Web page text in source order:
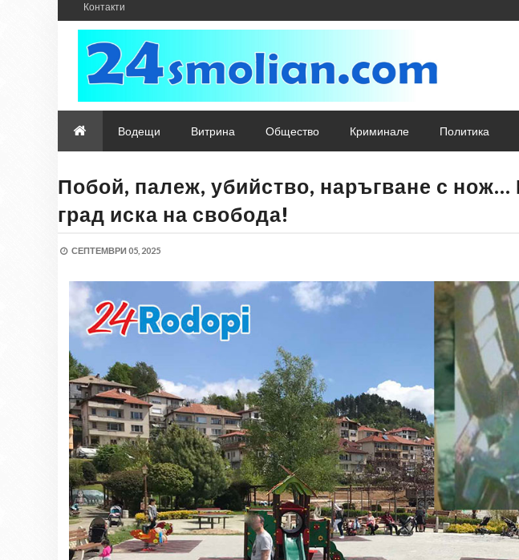
Контакти
Водещи Витрина Общество Криминале Политика
Побой, палеж, убийство, наръгване с
град иска на свобода!
СЕПТЕМВРИ 05, 2025